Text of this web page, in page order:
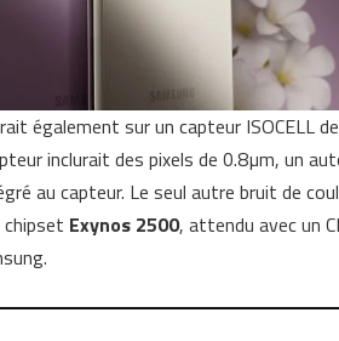
également sur un capteur ISOCELL
inclurait des pixels de 0.8µm, un
au capteur. Le seul autre bruit de
chipset Exynos 2500, attendu avec un